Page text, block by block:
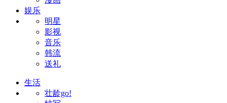
娱乐
明星
影视
音乐
韩流
送礼
生活
壮龄go!